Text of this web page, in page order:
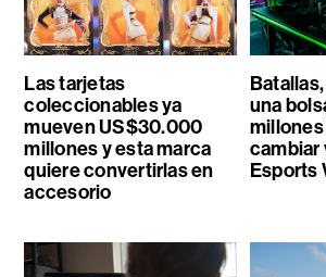
Las tarjetas
coleccionables ya
mueven US$30.000
millones y esta marca
quiere convertirlas en
accesorio
una
millones
cambiar
Esports